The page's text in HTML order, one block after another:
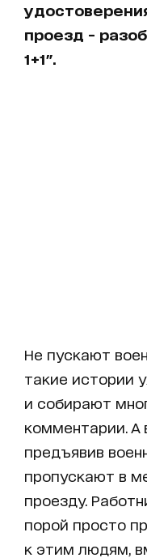
проезд -
1+1".
Не пускают
такие истории
и собирают
комментарии. А
предъявив
пропускают в
проезду.
порой просто
к этим людям,